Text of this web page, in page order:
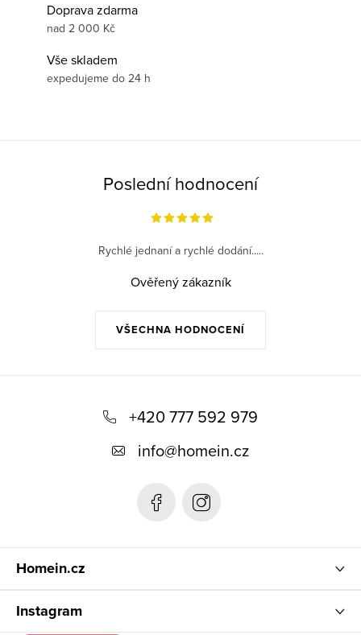
Doprava zdarma
nad 2 000 Kč
Vše skladem
expedujeme do 24 h
Poslední hodnocení
VŠECHNA HODNOCENÍ
Rychlé jednaní a rychlé dodání.....
Ověřený zákazník
+420 777 592 979
info@homein.cz
Homein.cz
Instagram